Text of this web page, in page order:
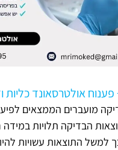
אולטרסאונד כליות
מועברים הממצאים
הבדיקה תלויות
למשל התוצאות עשויות